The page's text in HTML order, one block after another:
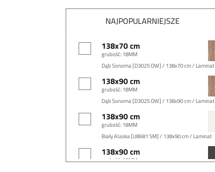
NAJPOPULARNIEJSZE
138x70 cm
grubość: 18MM
Dąb Sonoma [D3025 OW] / 138x70 cm / Laminat
138x90 cm
grubość: 18MM
Dąb Sonoma [D3025 OW] / 138x90 cm / Laminat
138x90 cm
grubość: 18MM
Biały Alaska [U8681 SM] / 138x90 cm / Laminat
138x90 cm
grubość: 18MM